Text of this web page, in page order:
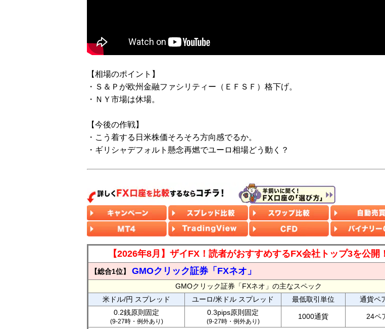
【相場のポイント】
・Ｓ＆Ｐが欧州金融ファシリティー（ＥＦＳＦ）格下げ。
・ＮＹ市場は休場。
【今後の作戦】
・こう着する日米株価そろそろ方向感でるか。
・ギリシャデフォルト懸念再燃でユーロ相場どう動く？
【2026年8月】ザイFX！読者がおすすめするFX会社トップ3を公開！
【総合1位】 GMOクリック証券「FXネオ」
GMOクリック証券「FXネオ」の主なスペック
米ドル/円 スプレッド
ユーロ/米ドル スプレッド 最低取引単位
通貨ペ
0.2銭原則固定
(9-27時・例外あり)
0.3pips原則固定
(9-27時・例外あり)
1000通貨 24ペ